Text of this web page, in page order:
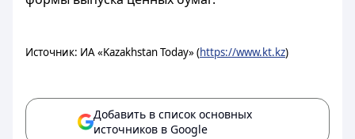
Источник: ИА «Kazakhstan Today» (https://www.kt.kz)
Добавить в список основных
источников в Google